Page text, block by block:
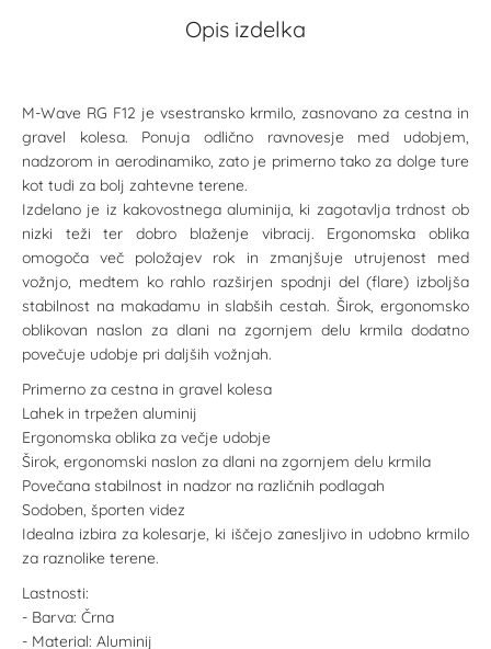
Opis izdelka
M-Wave RG F12 je vsestransko krmilo, zasnovano za cestna in
gravel kolesa. Ponuja odlično ravnovesje med udobjem,
nadzorom in aerodinamiko, zato je primerno tako za dolge ture
kot tudi za bolj zahtevne terene.
Izdelano je iz kakovostnega aluminija, ki zagotavlja trdnost ob
nizki teži ter dobro blaženje vibracij. Ergonomska oblika
omogoča več položajev rok in zmanjšuje utrujenost med
vožnjo, medtem ko rahlo razširjen spodnji del (flare) izboljša
stabilnost na makadamu in slabših cestah. Širok, ergonomsko
oblikovan naslon za dlani na zgornjem delu krmila dodatno
povečuje udobje pri daljših vožnjah.
Primerno za cestna in gravel kolesa
Lahek in trpežen aluminij
Ergonomska oblika za večje udobje
Širok, ergonomski naslon za dlani na zgornjem delu krmila
Povečana stabilnost in nadzor na različnih podlagah
Sodoben, športen videz
Idealna izbira za kolesarje, ki iščejo zanesljivo in udobno krmilo
za raznolike terene.
Lastnosti:
- Barva: Črna
- Material: Aluminij